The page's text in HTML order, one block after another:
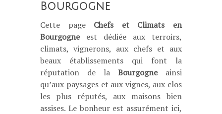
Bourgogne
Cette page Chefs et Climats
en
Bourgogneest dédiée aux terroirs,
climats, vignerons, aux chefs et aux
beaux établissements qui font la
réputation de la Bourgogneainsi
qu’aux paysages et aux vignes, aux clos
les plus réputés, aux maisons bien
assises. Le bonheur est assurément ici,